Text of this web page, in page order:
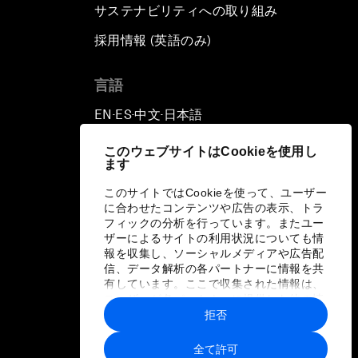
このウェブサイトはCookieを使用し
ます
このサイトではCookieを使って、ユーザー
に合わせたコンテンツや広告の表示、トラ
フィックの分析を行っています。またユー
ザーによるサイトの利用状況についても情
報を収集し、ソーシャルメディアや広告配
信、データ解析の各パートナーに情報を共
有しています。ここで収集された情報は、
ユーザーが各パートナーに提供した他の情
報や各パートナーのサービスを使用した際
に収集された情報と組み合わされ、各パー
トナーによって使用されることがありま
全て許可
拒否
サステナビリティへの取り組み
採用情報 (英語のみ)
言語
EN ▪ ES▪中文▪ 日本語